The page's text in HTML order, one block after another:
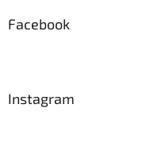
Facebook
Instagram